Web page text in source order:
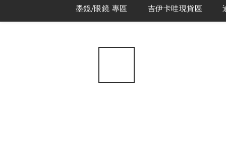
墨鏡/眼鏡 專區 吉伊卡哇現貨區